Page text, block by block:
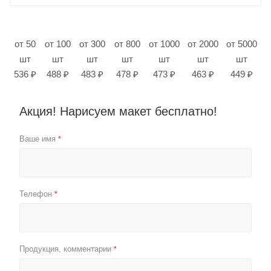
от 50
шт
536 ₽
от 100
шт
488 ₽
от 300
шт
483 ₽
от 800
шт
478 ₽
от 1000
шт
473 ₽
от 2000
шт
463 ₽
от 5000
шт
449 ₽
Акция! Нарисуем макет бесплатно!
Ваше имя *
Телефон *
Продукция, комментарии *